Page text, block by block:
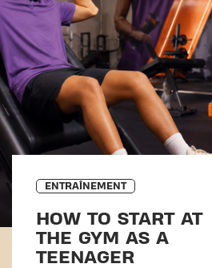
ENTRAÎNEMENT
HOW TO START AT
THE GYM AS A
TEENAGER